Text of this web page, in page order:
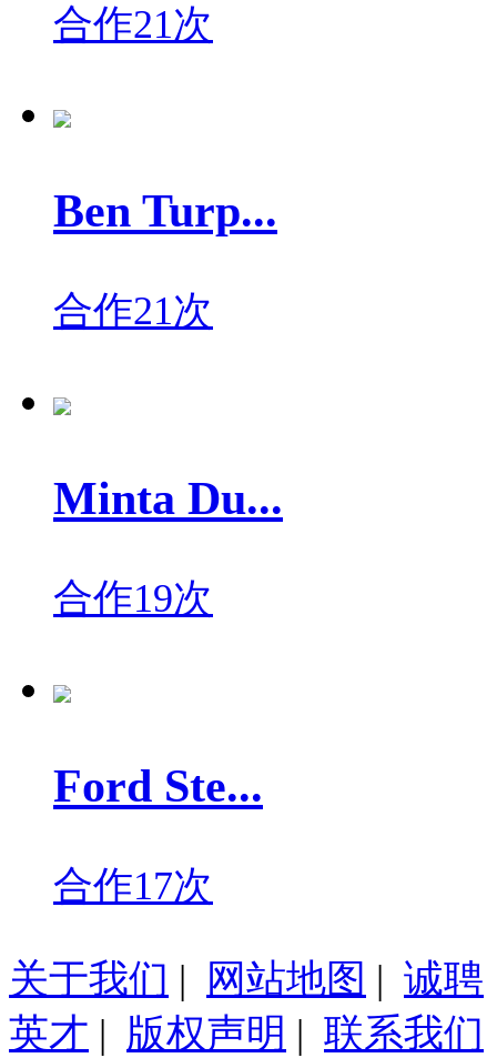
合作21次
Ben Turp...
合作21次
Minta Du...
合作19次
Ford Ste...
合作17次
关于我们 | 网站地图 | 诚聘
英才 | 版权声明 | 联系我们